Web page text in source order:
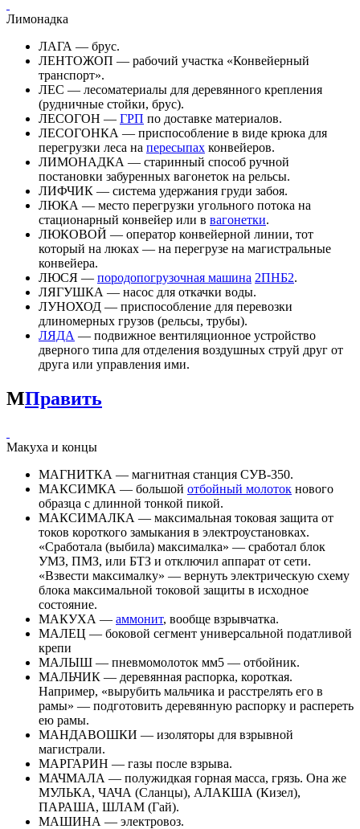
Лимонадка
ЛАГА — брус.
ЛЕНТОЖОП — рабочий участка «Конвейерный
транспорт».
ЛЕС — лесоматериалы для деревянного крепления
(рудничные стойки, брус).
ЛЕСОГОН — ГРП по доставке материалов.
ЛЕСОГОНКА — приспособление в виде крюка для
перегрузки леса на пересыпах конвейеров.
ЛИМОНАДКА — старинный способ ручной
постановки забуренных вагонеток на рельсы.
ЛИФЧИК — система удержания груди забоя.
ЛЮКА — место перегрузки угольного потока на
стационарный конвейер или в вагонетки.
ЛЮКОВОЙ — оператор конвейерной линии, тот
который на люках — на перегрузе на магистральные
конвейера.
ЛЮСЯ — породопогрузочная машина 2ПНБ2.
ЛЯГУШКА — насос для откачки воды.
ЛУНОХОД — приспособление для перевозки
длиномерных грузов (рельсы, трубы).
ЛЯДА — подвижное вентиляционное устройство
дверного типа для отделения воздушных струй друг от
друга или управления ими.
МПравить
Макуха и концы
МАГНИТКА — магнитная станция СУВ-350.
МАКСИМКА — большой отбойный молоток нового
образца с длинной тонкой пикой.
МАКСИМАЛКА — максимальная токовая защита от
токов короткого замыкания в электроустановках.
«Сработала (выбила) максималка» — сработал блок
УМЗ, ПМЗ, или БТЗ и отключил аппарат от сети.
«Взвести максималку» — вернуть электрическую схему
блока максимальной токовой защиты в исходное
состояние.
МАКУХА — аммонит, вообще взрывчатка.
МАЛЕЦ — боковой сегмент универсальной податливой
крепи
МАЛЫШ — пневмомолоток мм5 — отбойник.
МАЛЬЧИК — деревянная распорка, короткая.
Например, «вырубить мальчика и расстрелять его в
рамы» — подготовить деревянную распорку и распереть
ею рамы.
МАНДАВОШКИ — изоляторы для взрывной
магистрали.
МАРГАРИН — газы после взрыва.
МАЧМАЛА — полужидкая горная масса, грязь. Она же
МУЛЬКА, ЧАЧА (Сланцы), АЛАКША (Кизел),
ПАРАША, ШЛАМ (Гай).
МАШИНА — электровоз.